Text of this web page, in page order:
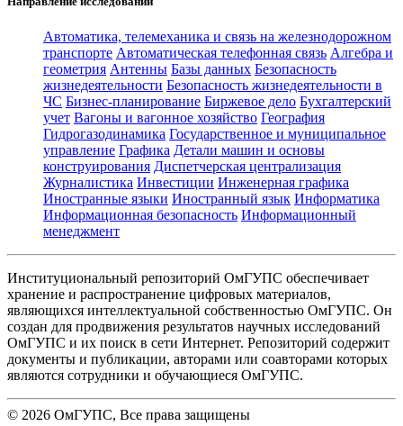
Автоматика, телемеханика и связь на железнодорожном
транспорте Автоматическая телефонная связь Алгебра и
геометрия Антенны Базы данных Безопасность
жизнедеятельности Безопасность жизнедеятельности в
ЧС Бизнес-планирование Биржевое дело Бухгалтерский
учет Вагоны и вагонное хозяйство География
Гидрогазодинамика Государственное и муниципальное
управление Графика Детали машин и основы
конструирования Диспетчерская централизация
Журналистика Инвестиции Инженерная графика
Иностранные языки Иностранный язык Информатика
Информационная безопасность Информационный
менеджмент
Институциональный репозиторий ОмГУПС обеспечивает
хранение и распространение цифровых материалов,
являющихся интеллектуальной собственностью ОмГУПС. Он
создан для продвижения результатов научных исследований
ОмГУПС и их поиск в сети Интернет. Репозиторий содержит
документы и публикации, авторами или соавторами которых
являются сотрудники и обучающиеся ОмГУПС.
© 2026 ОмГУПС, Все права защищены